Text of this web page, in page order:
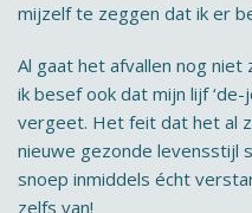
mijzelf te zeggen dat ik er
Al gaat het afvallen nog niet
ik besef ook dat mijn lijf
vergeet. Het feit dat het al
nieuwe gezonde levensstijl
snoep inmiddels écht
zelfs van!